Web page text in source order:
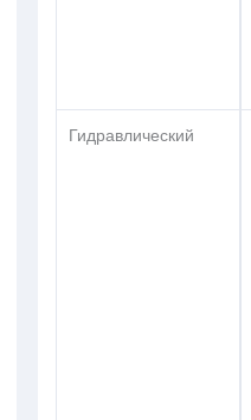
Гидравлический